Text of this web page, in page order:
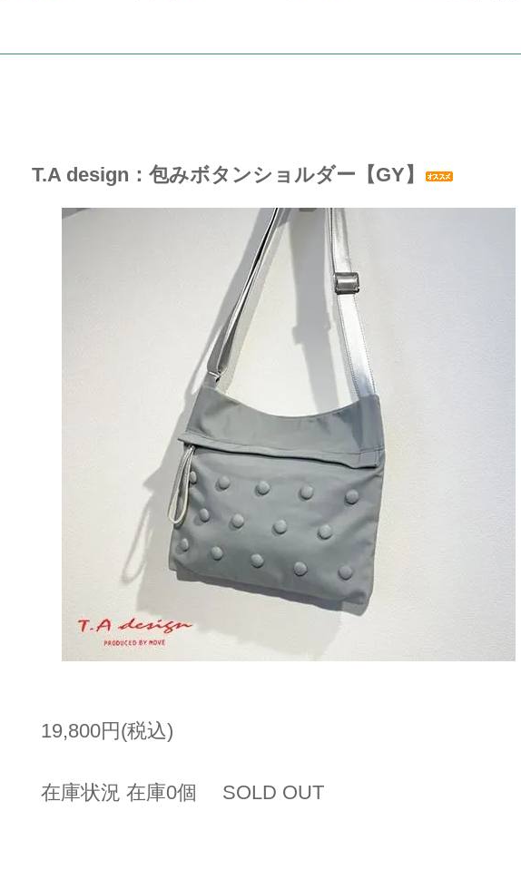
T.A design：包みボタンショルダー【GY】
19,800円(税込)
在庫状況 在庫0個 SOLD OUT